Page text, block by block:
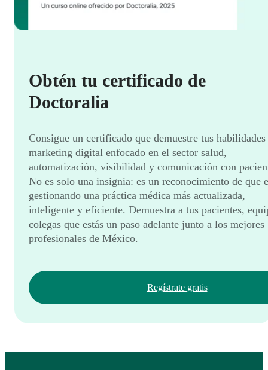
Obtén tu certificado de
Doctoralia
Consigue un certificado que demuestre tus habilidades
marketing digital enfocado en el sector salud,
automatización, visibilidad y comunicación con
No es solo una insignia: es un reconocimiento de que
gestionando una práctica médica más actualizada,
inteligente y eficiente. Demuestra a tus pacientes,
colegas que estás un paso adelante junto a los mejores
profesionales de México.
Regístrate gratis